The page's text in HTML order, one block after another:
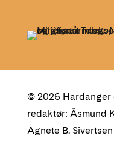
© 2026 Hardanger
redaktør: Åsmund
Agnete B. Sivertsen